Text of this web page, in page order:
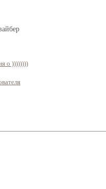
о ))))))))